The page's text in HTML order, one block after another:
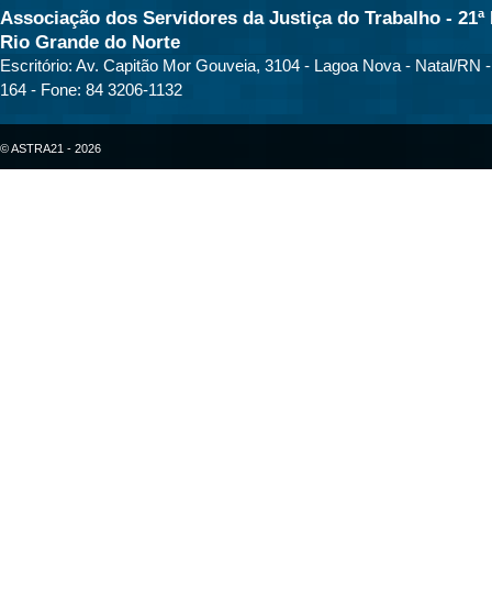
Associação dos Servidores da Justiça do Trabalho - 21ª
Rio Grande do Norte
Escritório: Av. Capitão Mor Gouveia, 3104 - Lagoa Nova - Natal/RN
164 - Fone: 84 3206-1132
© ASTRA21 - 2026